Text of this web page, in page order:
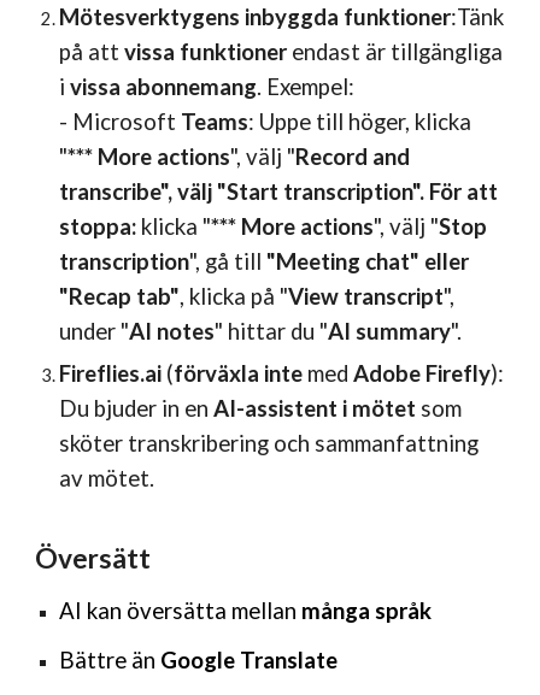
Mötesverktygens inbyggda funktioner:Tänk
på attvissa funktioner endast är tillgängliga
ivissa abonnemang. Exempel:
- Microsoft Teams: Uppe till höger, klicka
"*** More actions", välj "Record and
transcribe", välj "Start transcription". För att
stoppa: klicka "*** More actions", välj "Stop
transcription", gå till "Meeting chat" eller
"Recap tab", klicka på "View transcript",
under "AI notes" hittar du "AI summary".
Fireflies.ai (förväxla inte medAdobe Firefly):
Du bjuder in enAI-assistent i mötet som
sköter transkribering och sammanfattning
av mötet.
Översätt
AI kan översätta mellan många språk
Bättre än Google Translate